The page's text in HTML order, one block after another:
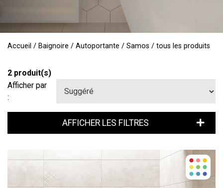
Accueil / Baignoire / Autoportante / Samos / tous les produits
2 produit(s)
Afficher par
:
AFFICHER LES FILTRES